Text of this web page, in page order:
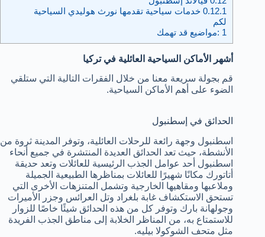
0.12.1خدمات سياحية تقدمها نورث هوليدي السياحية
لكم
1 :مواضيع قد تهمك
أشهر الأماكن السياحية العائلية في تركيا
قم بجولة سريعة معنا من خلال الفقرات التالية التي ستلقي
الضوء على أهم الأماكن السياحية.
الحدائق في إسطنبول
اسطنبول وجهة رائعة للرحلات العائلية، وتوفر المدينة ثروة من
الأنشطة، حيث تعد الحدائق العديدة المنتشرة في جميع أنحاء
اسطنبول أحد عوامل الجذب الرئيسية للعائلات وتعد حديقة
أتاتورك مكانًا شهيرًا للعائلات بمناظرها الطبيعية الجميلة
وملاعبها ومقاهيها الخارجية وتشمل المتنزهات الأخرى التي
تستحق الاستكشاف غابة بلغراد وتل العرائس وجزر الأميرات
وجولهانة بارك وتوفر كل من هذه الحدائق شيئًا خاصًا للزوار
للاستمتاع به، من المناظر الخلابة إلى مناطق الجذب الفريدة
مثل متحف الشوكولا بيليه.